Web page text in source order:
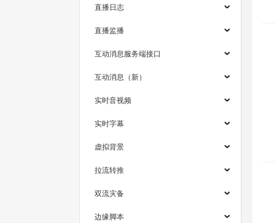
直播日志
直播监播
互动消息服务端接口
互动消息（新）
实时音视频
实时字幕
虚拟背景
拉流转推
双流灾备
边缘脚本